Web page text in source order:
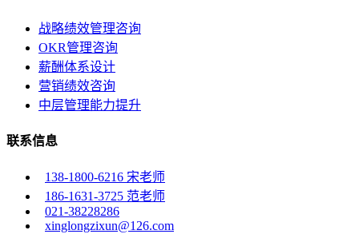
战略绩效管理咨询
OKR管理咨询
薪酬体系设计
营销绩效咨询
中层管理能力提升
联系信息
138-1800-6216 宋老师
186-1631-3725 范老师
021-38228286
xinglongzixun@126.com